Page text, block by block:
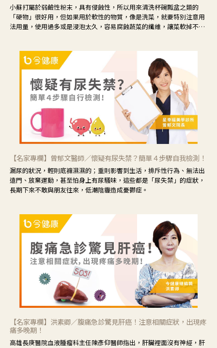
小蘇打屬於弱鹼性粉末，具有侵蝕性，所以用來清洗杯碗瓢盆之類的
「硬物」很好用，但如果用於軟性的物質，像是洗菜，就要特別注意用
法用量，使用過多或是浸泡太久，容易腐蝕蔬菜的纖維，讓菜軟掉不清
【名家專欄】曾郁文醫師／懷疑有尿失禁？簡單４步驟自我檢測！
漏尿的狀況，輕則底褲濕濕的；重則影響到生活，排斥性行為、無法出
遠門、放棄運動，甚至怕身上有尿騷味，這些都是「尿失禁」的症狀，
長期下來不敢與朋友往來，低潮陰霾造成憂鬱症。
【名家專欄】洪素卿／腹痛急診驚見肝癌！注意相關症狀，出現疼
痛多晚期！
高雄長庚醫院血液腫瘤科主任陳彥仰醫師指出，肝臟裡面沒有神經，肝